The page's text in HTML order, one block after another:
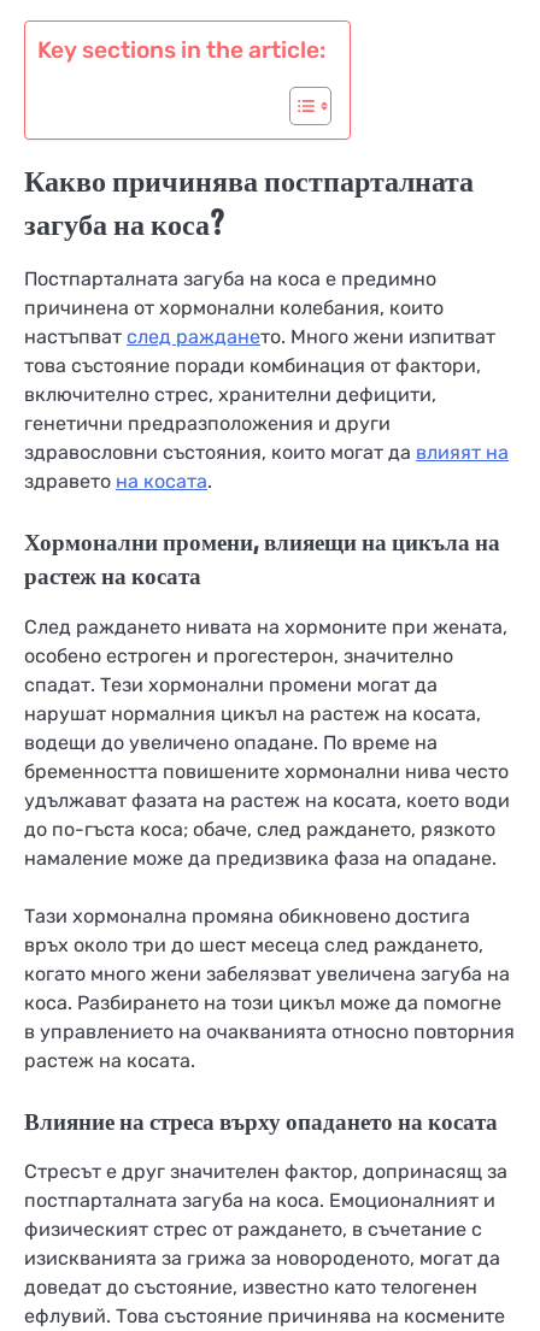
Key sections in the article:
Какво причинява постпарталната
загуба на коса?
Постпарталната загуба на коса е предимно
причинена от хормонални колебания, които
настъпват след раждането. Много жени изпитват
това състояние поради комбинация от фактори,
включително стрес, хранителни дефицити,
генетични предразположения и други
здравословни състояния, които могат да влияят на
здравето на косата.
Хормонални промени, влияещи на цикъла на
растеж на косата
След раждането нивата на хормоните при жената,
особено естроген и прогестерон, значително
спадат. Тези хормонални промени могат да
нарушат нормалния цикъл на растеж на косата,
водещи до увеличено опадане. По време на
бременността повишените хормонални нива често
удължават фазата на растеж на косата, което води
до по-гъста коса; обаче, след раждането, рязкото
намаление може да предизвика фаза на опадане.
Тази хормонална промяна обикновено достига
връх около три до шест месеца след раждането,
когато много жени забелязват увеличена загуба на
коса. Разбирането на този цикъл може да помогне
в управлението на очакванията относно повторния
растеж на косата.
Влияние на стреса върху опадането на косата
Стресът е друг значителен фактор, допринасящ за
постпарталната загуба на коса. Емоционалният и
физическият стрес от раждането, в съчетание с
изискванията за грижа за новороденото, могат да
доведат до състояние, известно като телогенен
ефлувий. Това състояние причинява на космените